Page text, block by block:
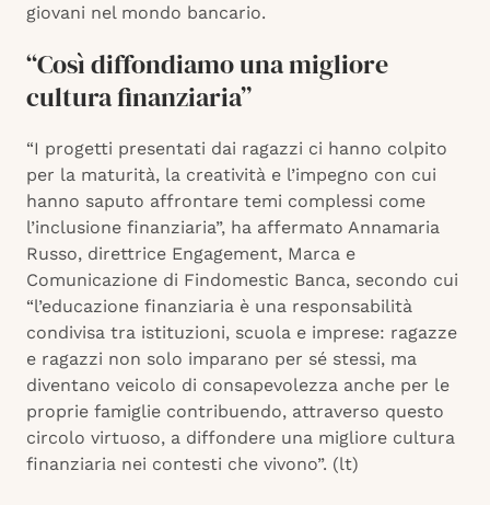
giovani nel mondo bancario.
“Così diffondiamo una migliore
cultura finanziaria”
“I progetti presentati dai ragazzi ci hanno colpito
per la maturità, la creatività e l’impegno con cui
hanno saputo affrontare temi complessi come
l’inclusione finanziaria”, ha affermato Annamaria
Russo, direttrice Engagement, Marca e
Comunicazione di Findomestic Banca, secondo cui
“l’educazione finanziaria è una responsabilità
condivisa tra istituzioni, scuola e imprese: ragazze
e ragazzi non solo imparano per sé stessi, ma
diventano veicolo di consapevolezza anche per le
proprie famiglie contribuendo, attraverso questo
circolo virtuoso, a diffondere una migliore cultura
finanziaria nei contesti che vivono”. (lt)